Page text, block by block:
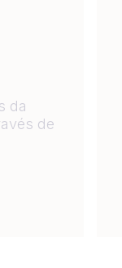
da
de